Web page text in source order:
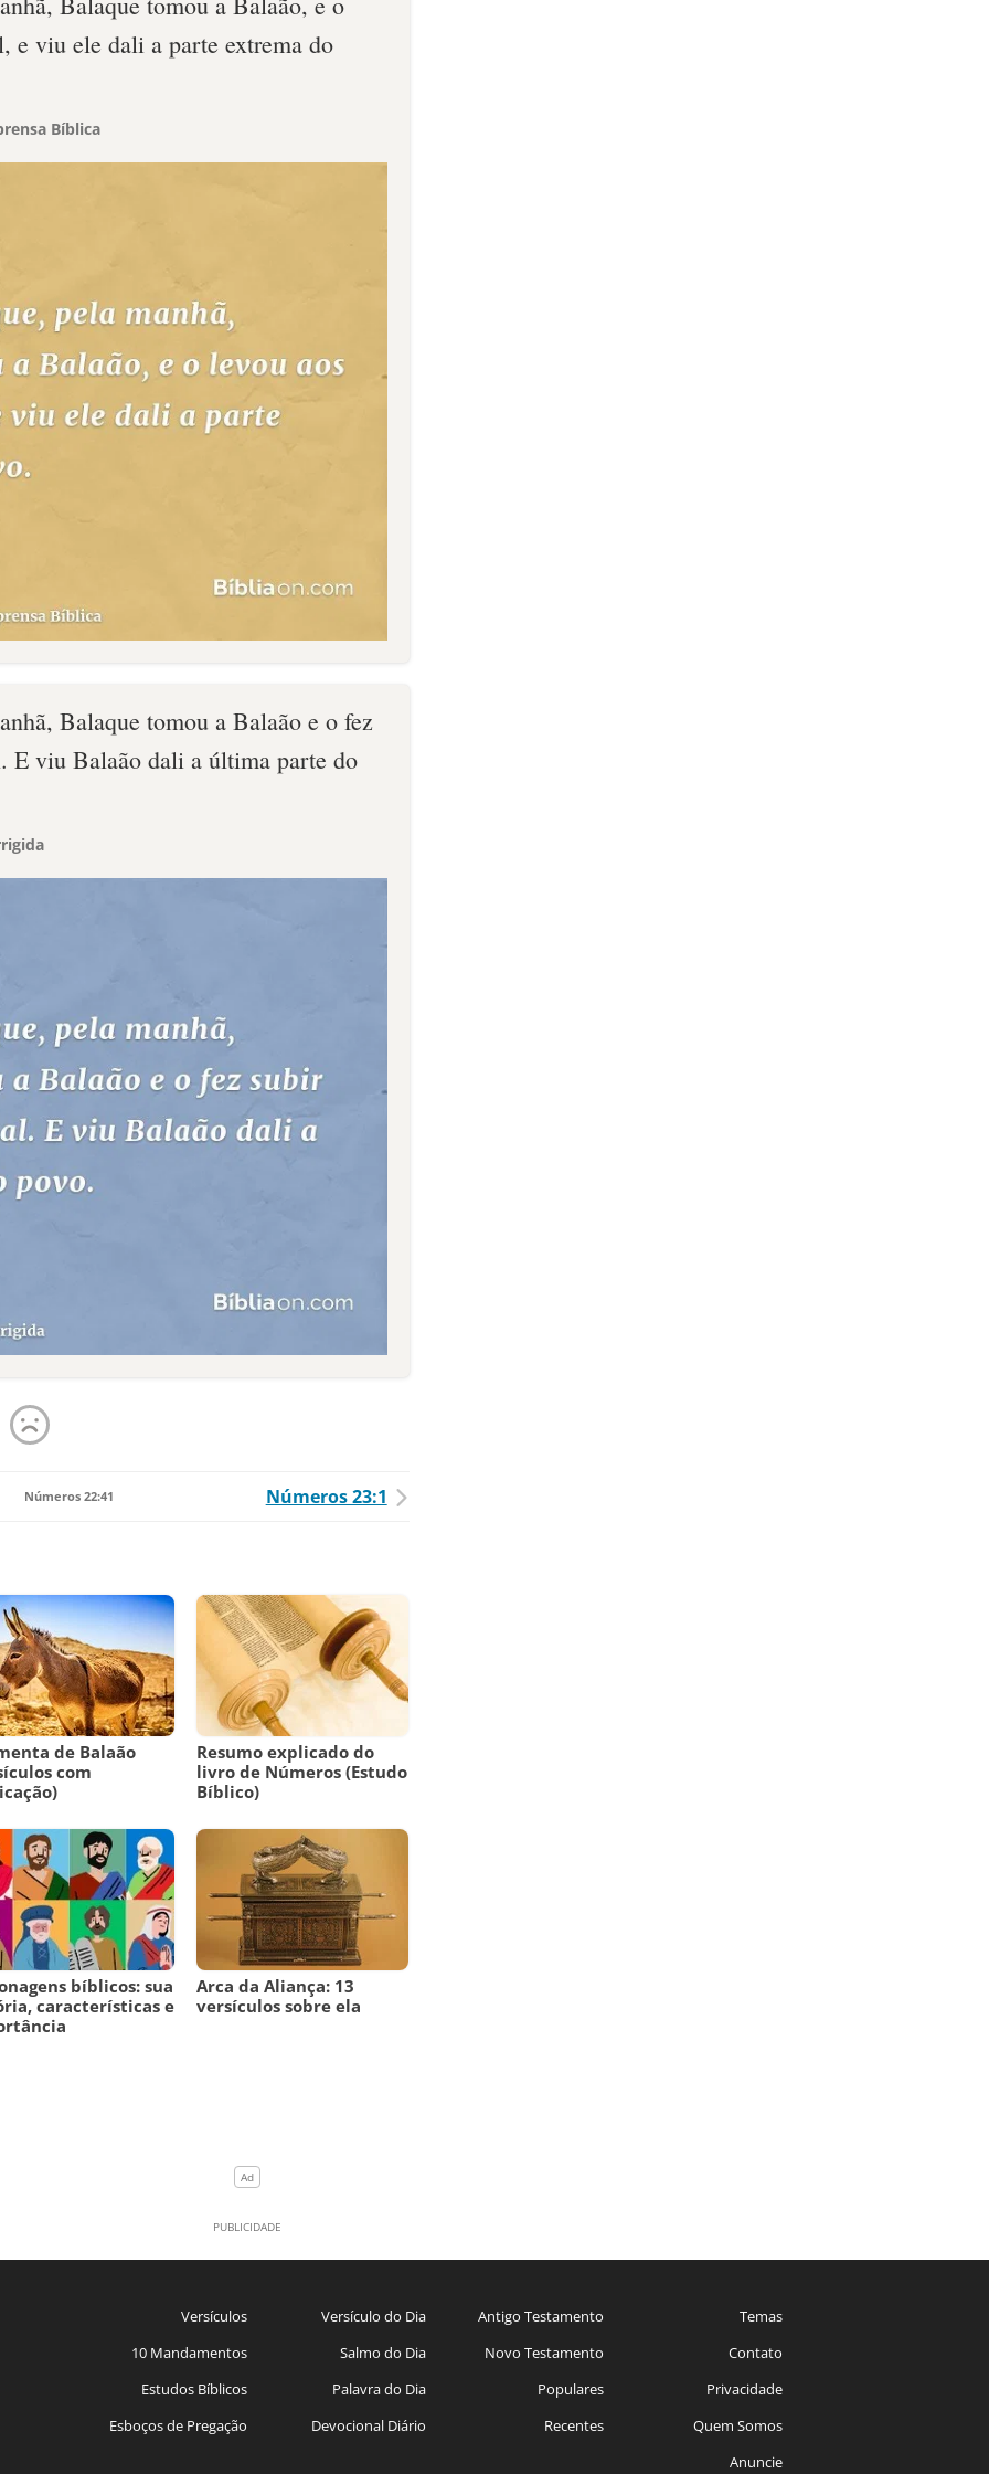
e viu ele dali a parte extrema do
Bíblica
Balaque tomou a Balaão e o fez
E viu Balaão dali a última parte do
Números 22:41 Números 23:1
de Balaão
com
Resumo explicado do
livro de Números (Estudo
Bíblico)
bíblicos: sua
características e
Arca da Aliança: 13
versículos sobre ela
Versículos
10 Mandamentos
Estudos Bíblicos
Esboços de Pregação
Versículo do Dia
Salmo do Dia
Palavra do Dia
Devocional Diário
Antigo Testamento
Novo Testamento
Populares
Recentes
Temas
Contato
Privacidade
Quem Somos
Anuncie